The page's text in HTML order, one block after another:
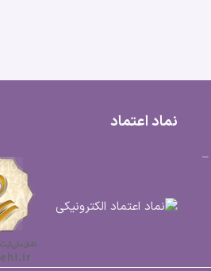
–
نماد اعتماد